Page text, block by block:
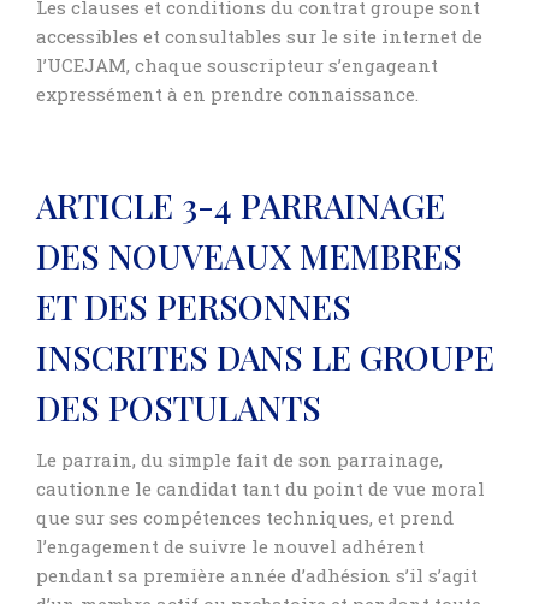
Les clauses et conditions du contrat groupe sont
accessibles et consultables sur le site internet de
l’UCEJAM, chaque souscripteur s’engageant
expressément à en prendre connaissance.
ARTICLE 3-4 PARRAINAGE
DES NOUVEAUX MEMBRES
ET DES PERSONNES
INSCRITES DANS LE GROUPE
DES POSTULANTS
Le parrain, du simple fait de son parrainage,
cautionne le candidat tant du point de vue moral
que sur ses compétences techniques, et prend
l’engagement de suivre le nouvel adhérent
pendant sa première année d’adhésion s’il s’agit